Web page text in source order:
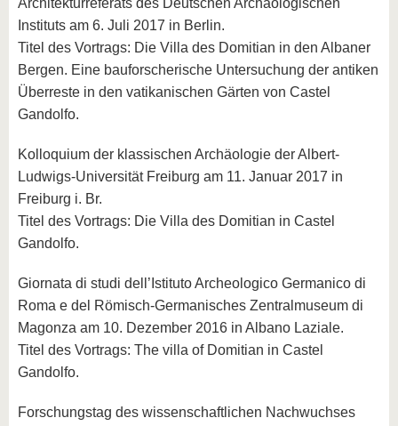
Architekturreferats des Deutschen Archäologischen
Instituts am 6. Juli 2017 in Berlin.
Titel des Vortrags: Die Villa des Domitian in den Albaner
Bergen. Eine bauforscherische Untersuchung der antiken
Überreste in den vatikanischen Gärten von Castel
Gandolfo.
Kolloquium der klassischen Archäologie der Albert-
Ludwigs-Universität Freiburg am 11. Januar 2017 in
Freiburg i. Br.
Titel des Vortrags: Die Villa des Domitian in Castel
Gandolfo.
Giornata di studi dell’Istituto Archeologico Germanico di
Roma e del Römisch-Germanisches Zentralmuseum di
Magonza am 10. Dezember 2016 in Albano Laziale.
Titel des Vortrags: The villa of Domitian in Castel
Gandolfo.
Forschungstag des wissenschaftlichen Nachwuchses